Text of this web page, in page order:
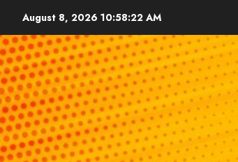
August 8, 2026 10:58:24 AM